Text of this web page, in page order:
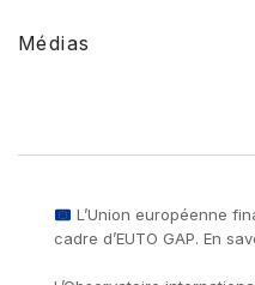
Médias
L’Union européenne
cadre d’EUTO GAP. En